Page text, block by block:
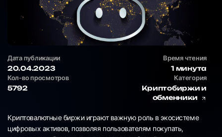
Дата публикации
20.04.2023
Время чтения
1 минута
Кол-во просмотров
5792
Категория
Криптобиржи и
обменники
Криптовалютные биржи играют важную роль в экосистеме
цифровых активов, позволяя пользователям покупать,